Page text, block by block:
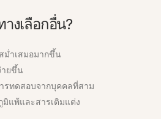
งเลือกอื่น?
ำเสมอมากขึ้น
ยขึ้น
รทดสอบจากบุคคลที่สาม
มิแพ้และสารเติมแต่ง